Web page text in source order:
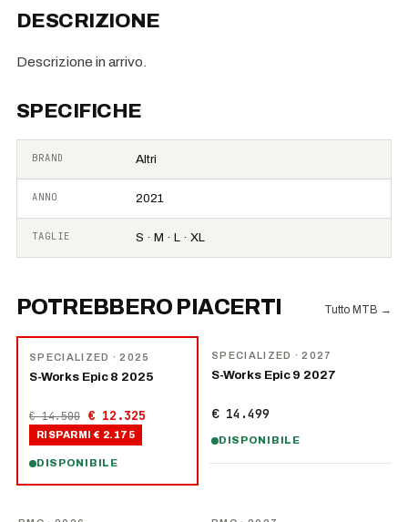
DESCRIZIONE
Descrizione in arrivo.
SPECIFICHE
BRAND Altri
ANNO 2021
TAGLIE S · M · L · XL
POTREBBERO PIACERTI Tutto MTB →
SPECIALIZED · 2025
S-Works Epic 8 2025
€ 14.500 € 12.325
RISPARMI € 2.175
DISPONIBILE
SPECIALIZED · 2027
S-Works Epic 9 2027
€ 14.499
DISPONIBILE